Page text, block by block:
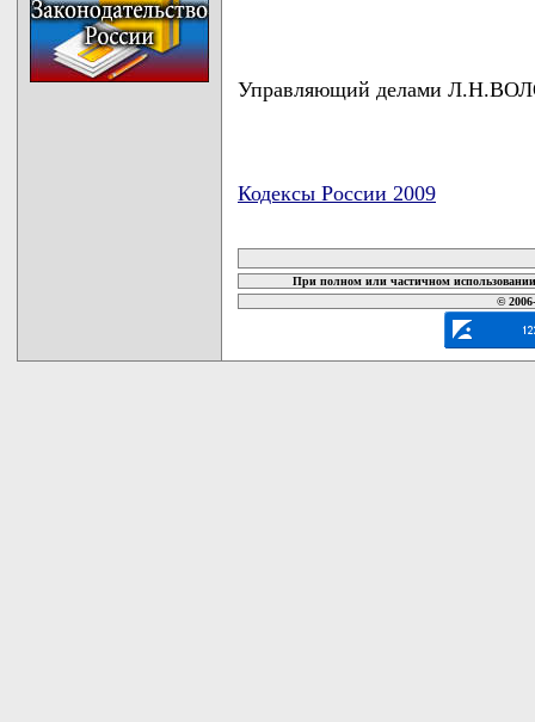
Управляющий делами
Кодексы России 2009
При полном или частичном
©